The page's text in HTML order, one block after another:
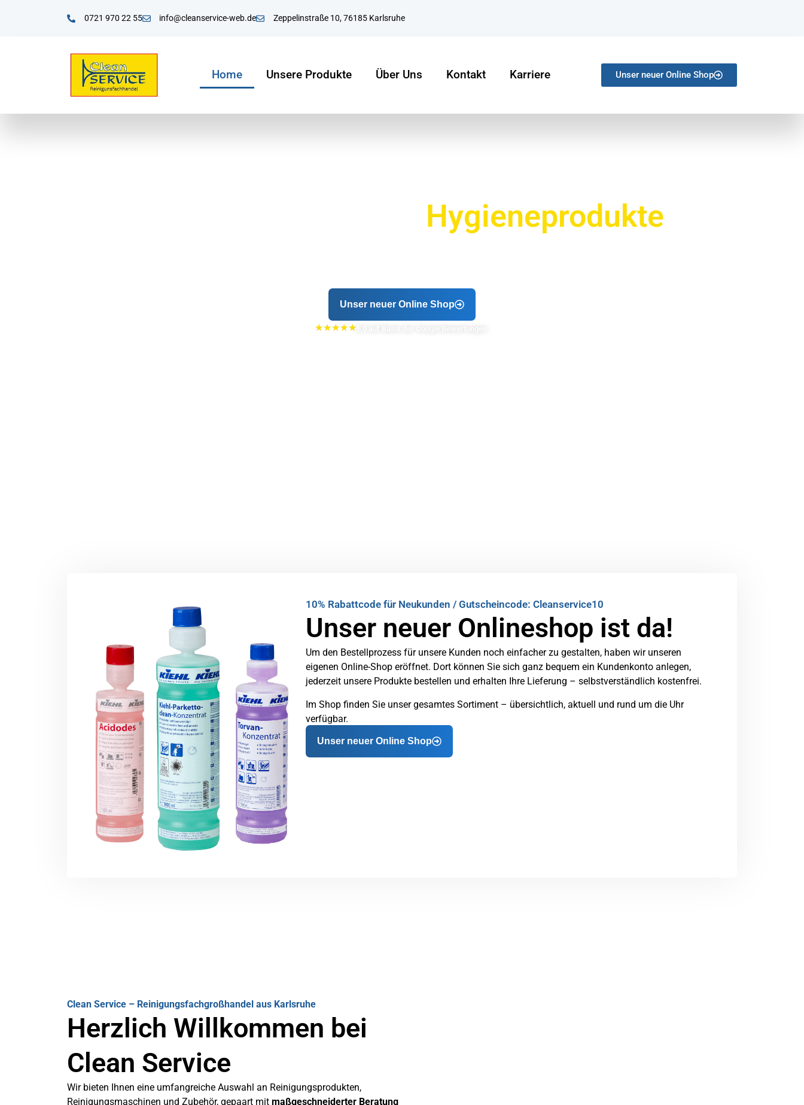
0721 970 22 55 info@cleanservice-web.de Zeppelinstraße 10, 76185 Karlsruhe
Home Unsere Produkte Über Uns Kontakt Karriere Unser neuer Online Shop
Hygieneprodukte
Unser neuer Online Shop
★★★★★
10% Rabattcode für Neukunden / Gutscheincode: Cleanservice10
Unser neuer Onlineshop ist da!
Um den Bestellprozess für unsere Kunden noch einfacher zu gestalten, haben wir unseren
eigenen Online-Shop eröffnet. Dort können Sie sich ganz bequem ein Kundenkonto anlegen,
jederzeit unsere Produkte bestellen und erhalten Ihre Lieferung – selbstverständlich kostenfrei.
Im Shop finden Sie unser gesamtes Sortiment – übersichtlich, aktuell und rund um die Uhr
verfügbar.
Unser neuer Online Shop
Clean Service – Reinigungsfachgroßhandel aus Karlsruhe
Herzlich Willkommen bei
Clean Service
Wir bieten Ihnen eine umfangreiche Auswahl an Reinigungsprodukten,
Reinigungsmaschinen und Zubehör, gepaart mit maßgeschneiderter Beratung